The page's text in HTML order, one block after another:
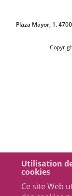
Utilisation
cookies
Ce site Web
Plaza Mayor, 1.